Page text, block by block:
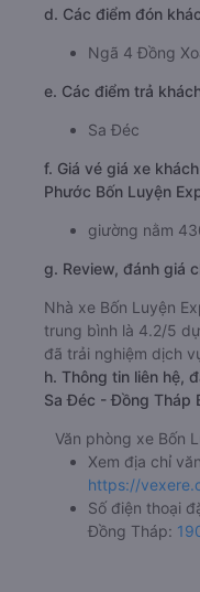
d. Các điểm đón
Ngã 4 Đồng
e. Các điểm trả
Sa Đéc
f. Giá vé giá xe
Phước Bốn Luyện
giường nằm
g. Review, đánh giá
Nhà xe Bốn Luyện
trung bình là 4.2/5
đã trải nghiệm dịch
h. Thông tin liên hệ,
Sa Đéc - Đồng Tháp
Văn phòng xe Bốn
Xem địa chỉ
https://
Số điện thoại
Đồng Tháp: